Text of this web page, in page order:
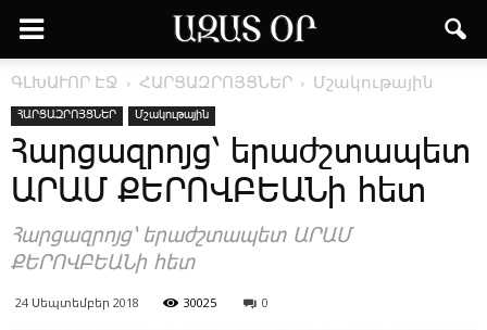
ԳԼԽԱՒՈՐ ԷՋ ՀԱՐՑԱԶՐՈՅՑՆԵՐ Մշակութային
ՀԱՐՑԱԶՐՈՅՑՆԵՐ Մշակութային
Հարցազրոյց՝ երաժշտապետ
ԱՐԱՄ ՔԵՐՈՎԲԵԱՆի հետ
Հարցազրոյց՝ երաժշտապետ ԱՐԱՄ
ՔԵՐՈՎԲԵԱՆի հետ
24 Սեպտեմբեր 2018 30025 0